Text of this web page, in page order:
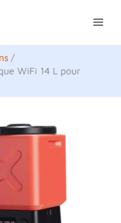
WiFi 14 L pour